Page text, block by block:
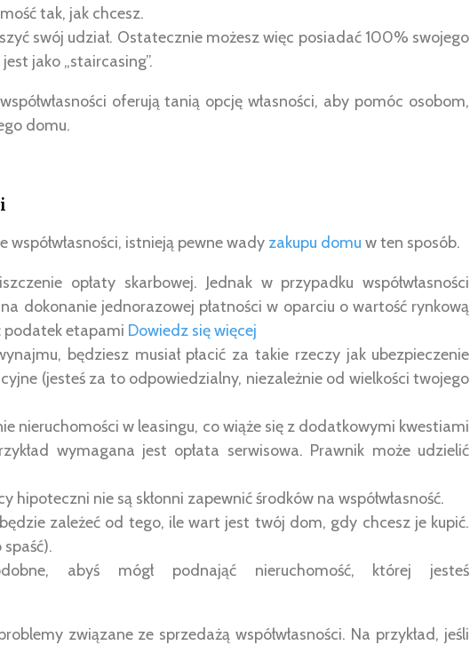
tak, jak chcesz.
swój udział. Ostatecznie możesz więc posiadać 100% swojego
jako „staircasing”.
oferują tanią opcję własności, aby pomóc osobom,
domu.
współwłasności, istnieją pewne wady zakupu domu w ten sposób.
opłaty skarbowej. Jednak w przypadku współwłasności
dokonanie jednorazowej płatności w oparciu o wartość rynkową
podatek etapami Dowiedz się więcej
będziesz musiał płacić za takie rzeczy jak ubezpieczenie
(jesteś za to odpowiedzialny, niezależnie od wielkości twojego
nieruchomości w leasingu, co wiąże się z dodatkowymi kwestiami
wymagana jest opłata serwisowa. Prawnik może udzielić
hipoteczni nie są skłonni zapewnić środków na współwłasność.
zależeć od tego, ile wart jest twój dom, gdy chcesz je kupić.
abyś mógł podnająć nieruchomość, której jesteś
związane ze sprzedażą współwłasności. Na przykład, jeśli